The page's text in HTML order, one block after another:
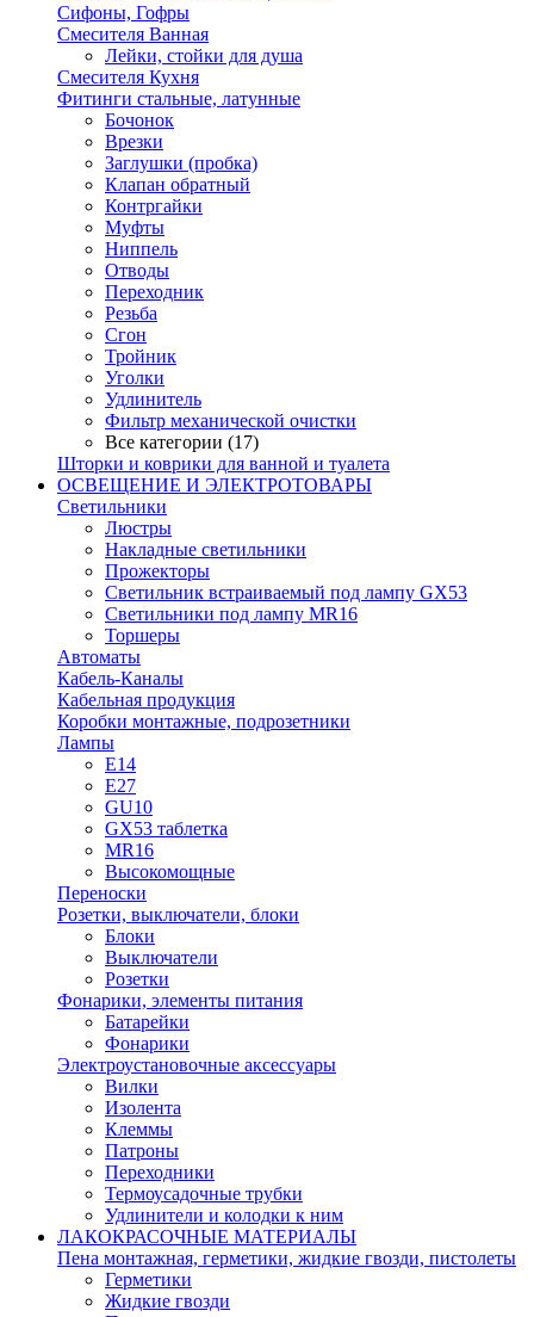
Сифоны, Гофры
Смесителя Ванная
Лейки, стойки для душа
Смесителя Кухня
Фитинги стальные, латунные
Бочонок
Врезки
Заглушки (пробка)
Клапан обратный
Контргайки
Муфты
Ниппель
Отводы
Переходник
Резьба
Сгон
Тройник
Уголки
Удлинитель
Фильтр механической очистки
Все категории (17)
Шторки и коврики для ванной и туалета
ОСВЕЩЕНИЕ И ЭЛЕКТРОТОВАРЫ
Светильники
Люстры
Накладные светильники
Прожекторы
Светильник встраиваемый под лампу GX53
Светильники под лампу MR16
Торшеры
Автоматы
Кабель-Каналы
Кабельная продукция
Коробки монтажные, подрозетники
Лампы
E14
E27
GU10
GX53 таблетка
MR16
Высокомощные
Переноски
Розетки, выключатели, блоки
Блоки
Выключатели
Розетки
Фонарики, элементы питания
Батарейки
Фонарики
Электроустановочные аксессуары
Вилки
Изолента
Клеммы
Патроны
Переходники
Термоусадочные трубки
Удлинители и колодки к ним
ЛАКОКРАСОЧНЫЕ МАТЕРИАЛЫ
Пена монтажная, герметики, жидкие гвозди, пистолеты
Герметики
Жидкие гвозди